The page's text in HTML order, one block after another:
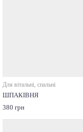
Для вітальні, спальні
ШПАКІВНЯ
380 грн